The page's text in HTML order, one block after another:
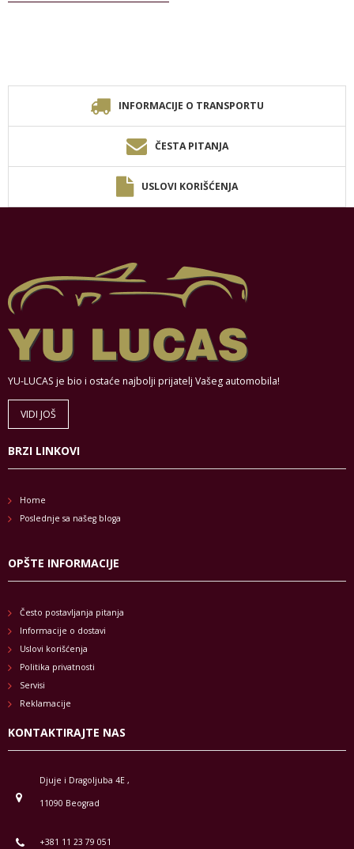
INFORMACIJE O TRANSPORTU
ČESTA PITANJA
USLOVI KORIŠĆENJA
YU-LUCAS je bio i ostaće najbolji prijatelj Vašeg automobila!
VIDI JOŠ
BRZI LINKOVI
Home
Poslednje sa našeg bloga
OPŠTE INFORMACIJE
Često postavljanja pitanja
Informacije o dostavi
Uslovi korišćenja
Politika privatnosti
Servisi
Reklamacije
KONTAKTIRAJTE NAS
Djuje i Dragoljuba 4E ,
11090 Beograd
+381 11 23 79 051